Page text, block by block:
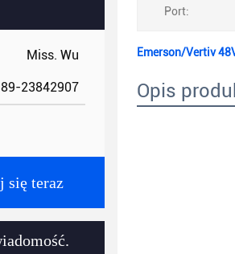
Miss. Wu
23842907
się teraz
Port:
Emerson/Vertiv
Opis